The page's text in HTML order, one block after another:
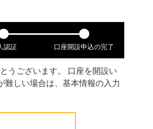
認証 口座開設申込の完了
うございます。 口座を開設い
難しい場合は、基本情報の入力